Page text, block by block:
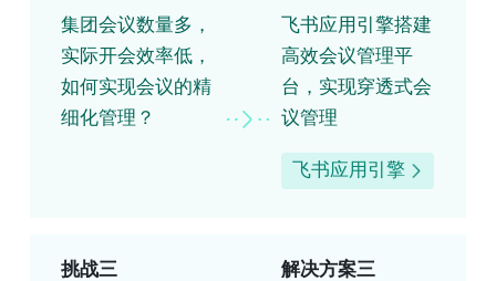
集团会议数量多，
实际开会效率低，
如何实现会议的精
细化管理？
飞书应用引擎搭建
高效会议管理平
台，实现穿透式会
议管理
飞书应用引擎
挑战三 解决方案三